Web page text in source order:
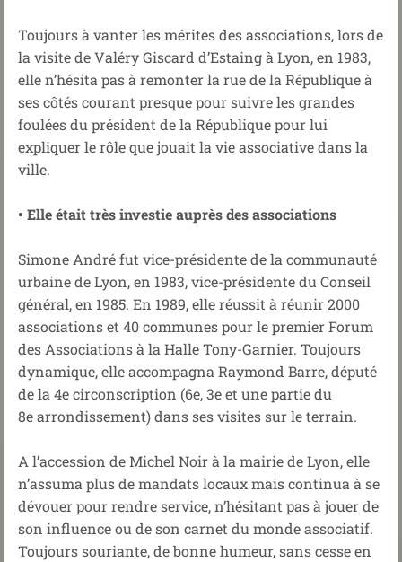
Toujours à vanter les mérites des associations, lors de
la visite de Valéry Giscard d’Estaing à Lyon, en 1983,
elle n’hésita pas à remonter la rue de la République à
ses côtés courant presque pour suivre les grandes
foulées du président de la République pour lui
expliquer le rôle que jouait la vie associative dans la
ville.
• Elle était très investie auprès des associations
Simone André fut vice-présidente de la communauté
urbaine de Lyon, en 1983, vice-présidente du Conseil
général, en 1985. En 1989, elle réussit à réunir 2000
associations et 40 communes pour le premier Forum
des Associations à la Halle Tony-Garnier. Toujours
dynamique, elle accompagna Raymond Barre, député
de la 4e circonscription (6e, 3e et une partie du
8e arrondissement) dans ses visites sur le terrain.
A l’accession de Michel Noir à la mairie de Lyon, elle
n’assuma plus de mandats locaux mais continua à se
dévouer pour rendre service, n’hésitant pas à jouer de
son influence ou de son carnet du monde associatif.
Toujours souriante, de bonne humeur, sans cesse en